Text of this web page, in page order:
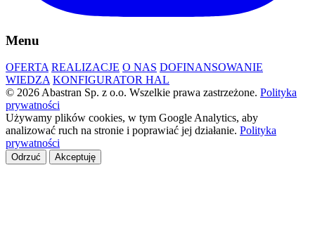
Menu
OFERTA REALIZACJE O NAS DOFINANSOWANIE
WIEDZA KONFIGURATOR HAL
© 2026 Abastran Sp. z o.o. Wszelkie prawa zastrzeżone. Polityka
prywatności
Używamy plików cookies, w tym Google Analytics, aby
analizować ruch na stronie i poprawiać jej działanie. Polityka
prywatności
Odrzuć Akceptuję